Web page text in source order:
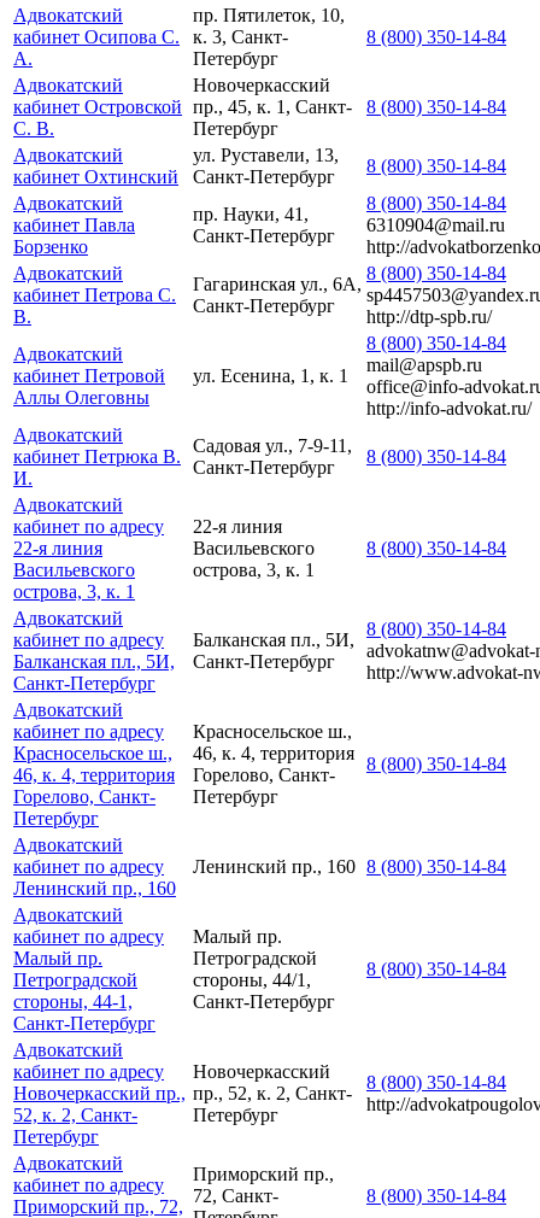
Адвокатский
кабинет Осипова С.
А.
пр. Пятилеток, 10,
к. 3, Санкт-
Петербург
8 (800) 350-14-84
Адвокатский
кабинет Островской
С. В.
Новочеркасский
пр., 45, к. 1, Санкт-
Петербург
8 (800) 350-14-84
Адвокатский
кабинет Охтинский
ул. Руставели, 13,
Санкт-Петербург
8 (800) 350-14-84
Адвокатский
кабинет Павла
Борзенко
пр. Науки, 41,
Санкт-Петербург
8 (800) 350-14-84
6310904@mail.ru
http://
Адвокатский
кабинет Петрова С.
В.
Гагаринская ул., 6А,
Санкт-Петербург
8 (800) 350-14-84
http://dtp-spb.ru/
Адвокатский
кабинет Петровой
Аллы Олеговны
ул. Есенина, 1, к. 1
8 (800) 350-14-84
mail@apspb.ru
office@info-
http://info-advokat.ru/
Адвокатский
кабинет Петрюка В.
И.
Садовая ул., 7-9-11,
Санкт-Петербург
8 (800) 350-14-84
Адвокатский
кабинет по адресу
22-я линия
Васильевского
острова, 3, к. 1
22-я линия
Васильевского
острова, 3, к. 1
8 (800) 350-14-84
Адвокатский
кабинет по адресу
Балканская пл., 5И,
Санкт-Петербург
Балканская пл., 5И,
Санкт-Петербург
8 (800) 350-14-84
advokatnw@advokat-
http://www.advokat-
Адвокатский
кабинет по адресу
Красносельское ш.,
46, к. 4, территория
Горелово, Санкт-
Петербург
Красносельское ш.,
46, к. 4, территория
Горелово, Санкт-
Петербург
8 (800) 350-14-84
Адвокатский
кабинет по адресу
Ленинский пр., 160
Ленинский пр., 160 8 (800) 350-14-84
Адвокатский
кабинет по адресу
Малый пр.
Петроградской
стороны, 44-1,
Санкт-Петербург
Малый пр.
Петроградской
стороны, 44/1,
Санкт-Петербург
8 (800) 350-14-84
Адвокатский
кабинет по адресу
Новочеркасский пр.,
52, к. 2, Санкт-
Петербург
Новочеркасский
пр., 52, к. 2, Санкт-
Петербург
8 (800) 350-14-84
http://
Адвокатский
кабинет по адресу
Приморский пр., 72,
Приморский пр.,
72, Санкт-
8 (800) 350-14-84